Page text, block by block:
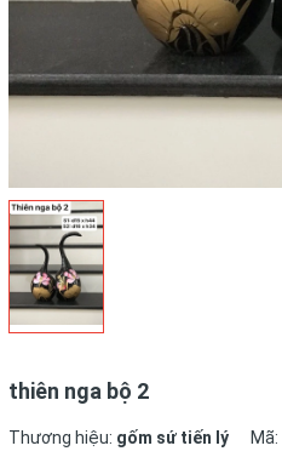
thiên nga bộ 2
Thương hiệu: gốm sứ tiến lý Mã: